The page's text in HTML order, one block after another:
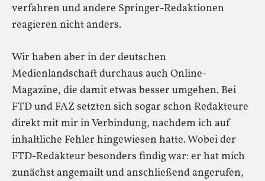
verfahren und andere Springer-Redaktionen
reagieren nicht anders.
Wir haben aber in der deutschen
Medienlandschaft durchaus auch Online-
Magazine, die damit etwas besser umgehen. Bei
FTD und FAZ setzten sich sogar schon Redakteure
direkt mit mir in Verbindung, nachdem ich auf
inhaltliche Fehler hingewiesen hatte. Wobei der
FTD-Redakteur besonders findig war: er hat mich
zunächst angemailt und anschließend angerufen,